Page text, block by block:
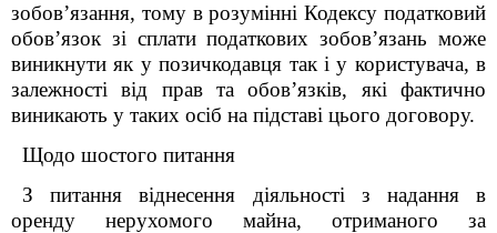
зобов’язання, тому в розумінні Кодексу податковий
обов’язок зі сплати податкових зобов’язань може
виникнути як у позичкодавця так і у користувача, в
залежності від прав та обов’язків, які фактично
виникають у таких осіб на підставі цього договору.
Щодо шостого питання
З питання віднесення діяльності з надання в
оренду нерухомого майна, отриманого за